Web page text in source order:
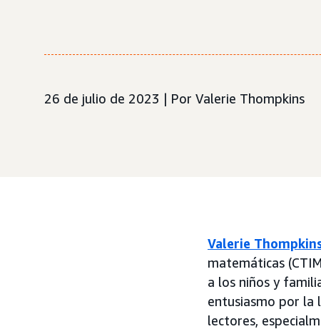
26 de julio de 2023 | Por Valerie Thompkins
Valerie
matemáticas
a los niños y
entusiasmo por la
lectores,